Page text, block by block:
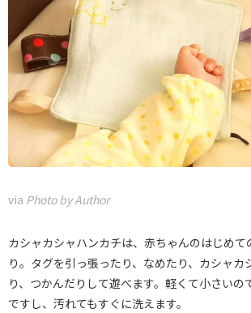
via Photo by Author
カシャカシャハンカチは、赤ちゃんのはじめて
り。タグを引っ張ったり、なめたり、カシャカ
り、つかんだりして遊べます。軽くて小さいの
ですし、汚れてもすぐに洗えます。